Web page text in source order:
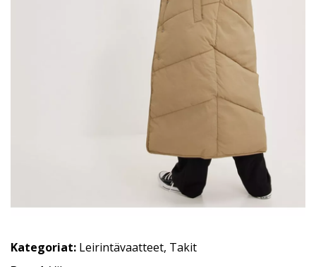
Kategoriat: Leirintävaatteet, Takit